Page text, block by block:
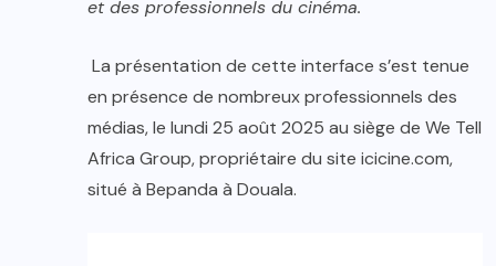
et des professionnels du cinéma.
La présentation de cette interface s’est tenue
en présence de nombreux professionnels des
médias, le lundi 25 août 2025 au siège de We Tell
Africa Group, propriétaire du site icicine.com,
situé à Bepanda à Douala.